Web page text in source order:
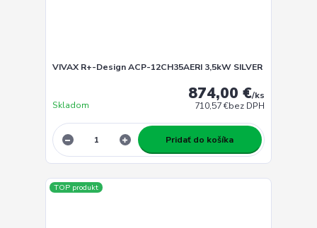
VIVAX R+-Design ACP-12CH35AERI 3,5kW SILVER
874,00 €/ks
710,57 €bez DPH
Skladom
Pridať do košíka
TOP produkt